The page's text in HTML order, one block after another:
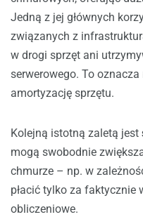
Jedną z jej głównych
związanych z
w drogi sprzęt ani
serwerowego. To
amortyzację sprzętu.
Kolejną istotną zaletą jest
mogą swobodnie
chmurze – np. w
płacić tylko za faktycznie
obliczeniowe.